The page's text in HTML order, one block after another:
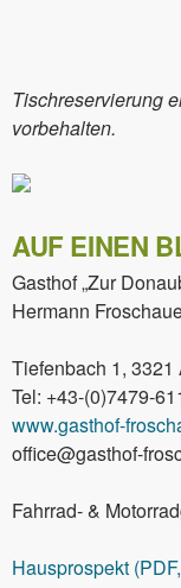
Tischreservierung
vorbehalten.
AUF EINEN
Gasthof „Zur
Hermann
Tiefenbach 1, 3321
Tel: +43-(0)7479-
www.gasthof-
office@gasthof-
Fahrrad- &
Hausprospekt